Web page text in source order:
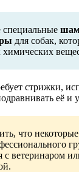
специальные
для собак,
химических
стрижки,
её и
что
с ветеринаром